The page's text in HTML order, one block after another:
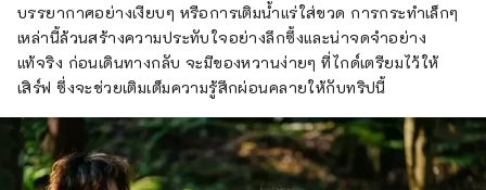
บรรยากาศอย่างเงียบๆ หรือการเติมน้ำแร่ใส่ขวด การกระทำเล็กๆ
เหล่านี้ล้วนสร้างความประทับใจอย่างลึกซึ้งและน่าจดจำอย่าง
แท้จริง ก่อนเดินทางกลับ จะมีของหวานง่ายๆ ที่ไกด์เตรียมไว้ให้
เสิร์ฟ ซึ่งจะช่วยเติมเต็มความรู้สึกผ่อนคลายให้กับทริปนี้